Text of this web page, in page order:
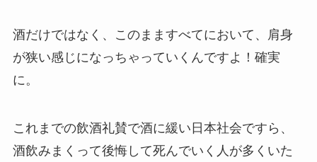
酒だけではなく、このまますべてにおいて、肩身
が狭い感じになっちゃっていくんですよ！確実
に。
これまでの飲酒礼賛で酒に緩い日本社会ですら、
酒飲みまくって後悔して死んでいく人が多くいた